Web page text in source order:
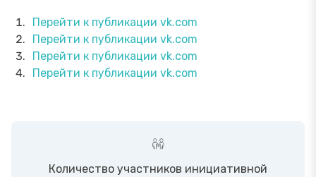
Перейти к публикации vk.com
Перейти к публикации vk.com
Перейти к публикации vk.com
Перейти к публикации vk.com
Количество участников инициативной